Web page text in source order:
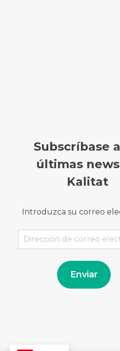
Subscríbase
últimas
Kalitat
Introduzca su correo
Dirección
de
electrónico
Enviar